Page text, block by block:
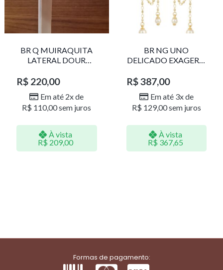
BR Q MUIRAQUITA
LATERAL DOUR
R$ 220,00
Em até 2x de
R$ 110,00sem juros
À vista
R$ 209,00
BR NG UNO
DELICADO EXAGERO
R$387,00
Em até 3x de
R$ 129,00sem juros
À vista
R$ 367,65
Formas de pagamento: